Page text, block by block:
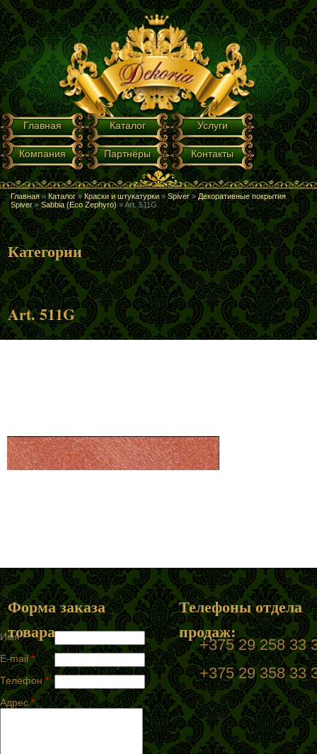
Перейти к основному содержанию
ГЛАВНОЕ МЕНЮ
Главная Каталог Услуги
Компания Партнёры Контакты
ВЫ ЗДЕСЬ
Главная » Каталог » Краски и штукатурки » Spiver » Декоративные покрытия
Spiver » Sabbia (Eco Zephyro) »Art. 511G
Категории
Art. 511G
Форма заказа
товара
Имя*
E-mail*
Телефон*
Адрес*
Телефоны отдела
продаж:
+375 29 258 33
+375 29 358 33